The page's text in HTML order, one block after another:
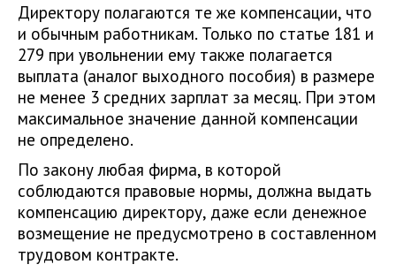
Директору полагаются те же компенсации, что
и обычным работникам. Только по статье 181 и
279 при увольнении ему также полагается
выплата (аналог выходного пособия) в размере
не менее 3 средних зарплат за месяц. При этом
максимальное значение данной компенсации
не определено.
По закону любая фирма, в которой
соблюдаются правовые нормы, должна выдать
компенсацию директору, даже если денежное
возмещение не предусмотрено в составленном
трудовом контракте.